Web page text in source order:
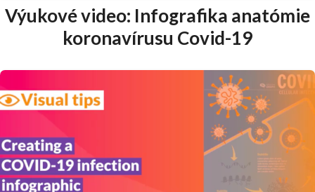
Výukové video: Infografika anatómie
koronavírusu Covid-19